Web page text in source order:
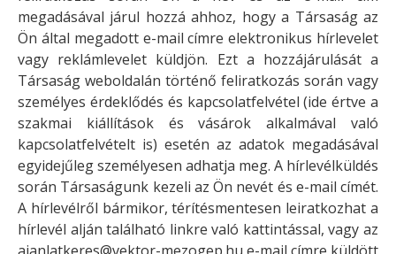
megadásával járul hozzá ahhoz, hogy a Társaság az
Ön által megadott e-mail címre elektronikus hírlevelet
vagy reklámlevelet küldjön. Ezt a hozzájárulását a
Társaság weboldalán történő feliratkozás során vagy
személyes érdeklődés és kapcsolatfelvétel (ide értve a
szakmai kiállítások és vásárok alkalmával való
kapcsolatfelvételt is) esetén az adatok megadásával
egyidejűleg személyesen adhatja meg. A hírlevélküldés
során Társaságunk kezeli az Ön nevét és e-mail címét.
A hírlevélről bármikor, térítésmentesen leiratkozhat a
hírlevél alján található linkre való kattintással, vagy az